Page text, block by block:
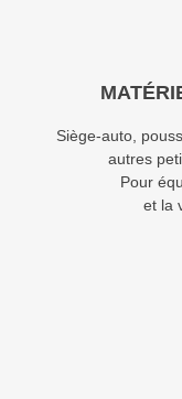
Siège-auto,
autres
Pour
et la